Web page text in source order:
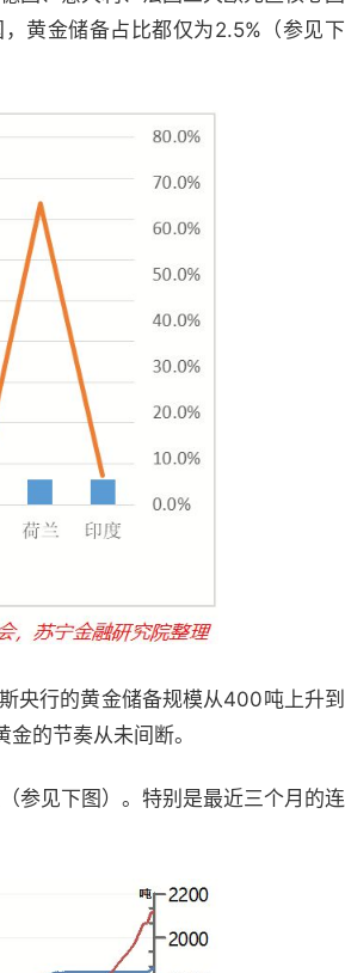
黄金储备占比都仅为2.5%（参见下
央行的黄金储备规模从400吨上升到
的节奏从未间断。
参见下图）。特别是最近三个月的连